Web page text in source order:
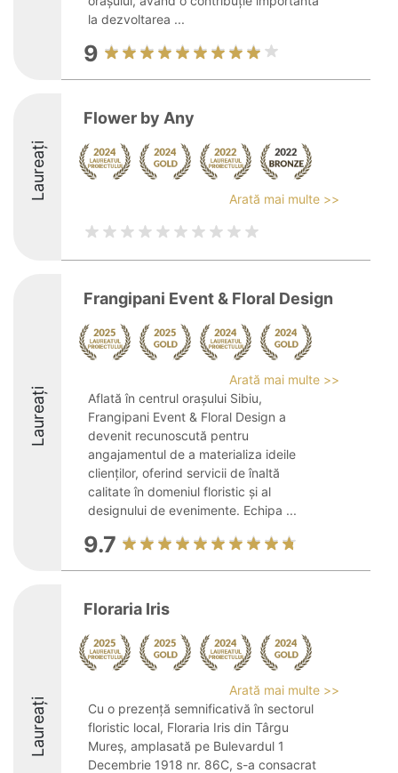
la dezvoltarea ...
9
Laureați
Flower by Any
Arată mai multe >>
Laureați
Frangipani Event & Floral Design
Arată mai multe >>
Aflată în centrul orașului Sibiu,
Frangipani Event & Floral Design a
devenit recunoscută pentru
angajamentul de a materializa ideile
clienților, oferind servicii de înaltă
calitate în domeniul floristic și al
designului de evenimente. Echipa ...
9.7
Laureați
Floraria Iris
Arată mai multe >>
Cu o prezență semnificativă în sectorul
floristic local, Floraria Iris din Târgu
Mureș, amplasată pe Bulevardul 1
Decembrie 1918 nr. 86C, s-a consacrat